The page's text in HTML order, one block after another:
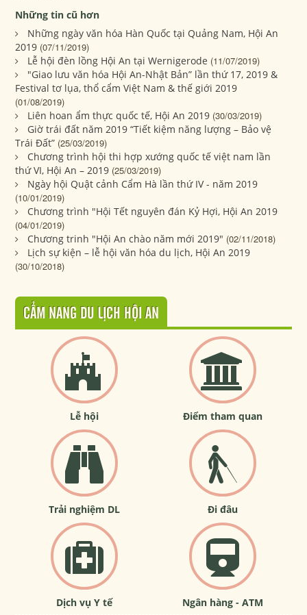
Những tin cũ hơn
Những ngày văn hóa Hàn Quốc tại Quảng Nam, Hội An
2019 (07/11/2019)
Lễ hội đèn lồng Hội An tại Wernigerode (11/07/2019)
"Giao lưu văn hóa Hội An-Nhật Bản” lần thứ 17, 2019 &
Festival tơ lụa, thổ cẩm Việt Nam & thế giới 2019
(01/08/2019)
Liên hoan ẩm thực quốc tế, Hội An 2019 (30/03/2019)
Giờ trái đất năm 2019 “Tiết kiệm năng lượng – Bảo vệ
Trái Đất” (25/03/2019)
Chương trình hội thi hợp xướng quốc tế việt nam lần
thứ VI, Hội An – 2019 (25/03/2019)
Ngày hội Quật cảnh Cẩm Hà lần thứ IV - năm 2019
(10/01/2019)
Chương trình "Hội Tết nguyên đán Kỷ Hợi, Hội An 2019
(04/01/2019)
Chương trinh "Hội An chào năm mới 2019" (02/11/2018)
Lịch sự kiện – lễ hội văn hóa du lịch, Hội An 2019
(30/10/2018)
CẨM NANG DU LỊCH HỘI AN
Lễ hội Điểm tham quan
Trải nghiệm DL Đi đâu
Dịch vụ Y tế Ngân hàng - ATM